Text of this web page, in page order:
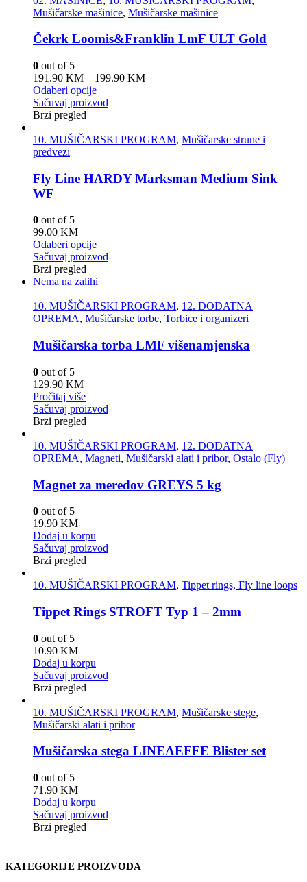
Mušičarske mašinice, Mušičarske mašinice
Čekrk Loomis&Franklin LmF ULT Gold
0 out of 5
191.90 KM – 199.90 KM
Odaberi opcije
Sačuvaj proizvod
Brzi pregled
10. MUŠIČARSKI PROGRAM, Mušičarske strune i
predvezi
Fly Line HARDY Marksman Medium Sink
WF
0 out of 5
99.00 KM
Odaberi opcije
Sačuvaj proizvod
Brzi pregled
Nema na zalihi
10. MUŠIČARSKI PROGRAM, 12. DODATNA
OPREMA, Mušičarske torbe, Torbice i organizeri
Mušičarska torba LMF višenamjenska
0 out of 5
129.90 KM
Pročitaj više
Sačuvaj proizvod
Brzi pregled
10. MUŠIČARSKI PROGRAM, 12. DODATNA
OPREMA, Magneti, Mušičarski alati i pribor, Ostalo (Fly)
Magnet za meredov GREYS 5 kg
0 out of 5
19.90 KM
Dodaj u korpu
Sačuvaj proizvod
Brzi pregled
10. MUŠIČARSKI PROGRAM, Tippet rings, Fly line loops
Tippet Rings STROFT Typ 1 – 2mm
0 out of 5
10.90 KM
Dodaj u korpu
Sačuvaj proizvod
Brzi pregled
10. MUŠIČARSKI PROGRAM, Mušičarske stege,
Mušičarski alati i pribor
Mušičarska stega LINEAEFFE Blister set
0 out of 5
71.90 KM
Dodaj u korpu
Sačuvaj proizvod
Brzi pregled
KATEGORIJE PROIZVODA